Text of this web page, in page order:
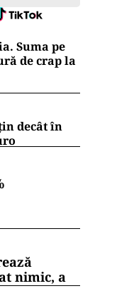
Suma pe
de crap la
decât în
nimic, a